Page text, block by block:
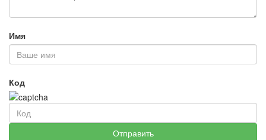
Имя
Код